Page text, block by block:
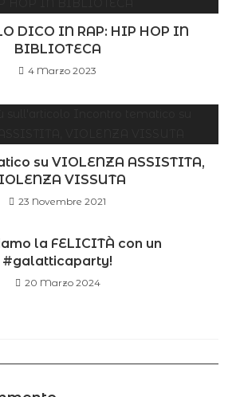
DICO IN RAP: HIP HOP IN
BIBLIOTECA
4 Marzo 2023
su VIOLENZA ASSISTITA,
VISSUTA
23 Novembre 2021
la FELICITÀ con un
#galatticaparty!
20 Marzo 2024